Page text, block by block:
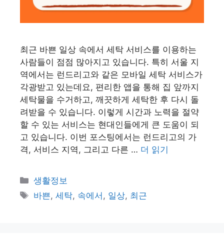
최근 바쁜 일상 속에서 세탁 서비스를 이용하는
사람들이 점점 많아지고 있습니다. 특히 서울 지
역에서는 런드리고와 같은 모바일 세탁 서비스가
각광받고 있는데요, 편리한 앱을 통해 집 앞까지
세탁물을 수거하고, 깨끗하게 세탁한 후 다시 돌
려받을 수 있습니다. 이렇게 시간과 노력을 절약
할 수 있는 서비스는 현대인들에게 큰 도움이 되
고 있습니다. 이번 포스팅에서는 런드리고의 가
격, 서비스 지역, 그리고 다른 … 더 읽기
카
테
고
생활정보
태
바쁜,세탁, 속에서 , 일상, 최근